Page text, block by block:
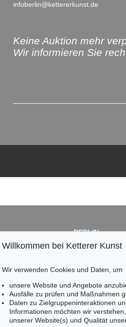
infoberlin@kettererkunst.de
Keine Auktion mehr
Wir informieren Sie
BERLIN
Dr. Simone Wiechers
Tel.: +49 (0)30 88 67 53-63
Fax: +49 (0)30 88 67 56-
Willkommen bei Ketterer Kunst
Wir verwenden Cookies und Daten, um
unsere Website und Angebote
Ausfälle zu prüfen und Maßnahmen
Daten zu Zielgruppeninteraktionen
Informationen möchten wir
unserer Website(s) und Qualität